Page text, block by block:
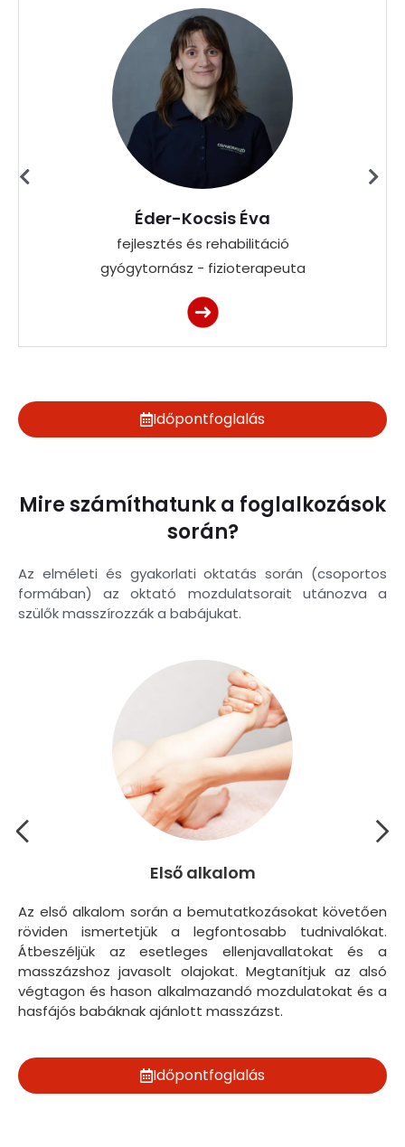
Éder-Kocsis Éva
fejlesztés és rehabilitáció
gyógytornász - fizioterapeuta
Időpontfoglalás
Mire számíthatunk a foglalkozások
során?
Az elméleti és gyakorlati oktatás során (csoportos
formában) az oktató mozdulatsorait utánozva a
szülők masszírozzák a babájukat.
Első alkalom
Az első alkalom során a bemutatkozásokat követően
röviden ismertetjük a legfontosabb tudnivalókat.
Átbeszéljük az esetleges ellenjavallatokat és a
masszázshoz javasolt olajokat. Megtanítjuk az alsó
végtagon és hason alkalmazandó mozdulatokat és a
hasfájós babáknak ajánlott masszázst.
Időpontfoglalás